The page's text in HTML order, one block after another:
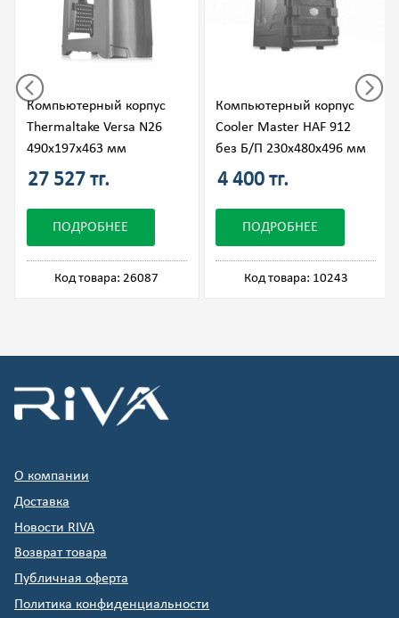
Компьютерный корпус
Thermaltake Versa N26
490x197x463 мм
27 527 тг.
ПОДРОБНЕЕ
Код товара: 26087
Компьютерный корпус
Cooler Master HAF 912
без Б/П 230x480x496 мм
4 400 тг.
ПОДРОБНЕЕ
Код товара: 10243
О компании
Доставка
Новости RIVA
Возврат товара
Публичная оферта
Политика конфиденциальности